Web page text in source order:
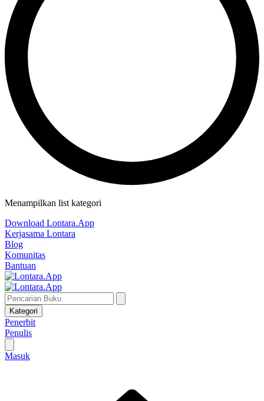
Menampilkan list kategori
Download Lontara.App
Kerjasama Lontara
Blog
Komunitas
Bantuan
Kategori
Penerbit
Penulis
Masuk